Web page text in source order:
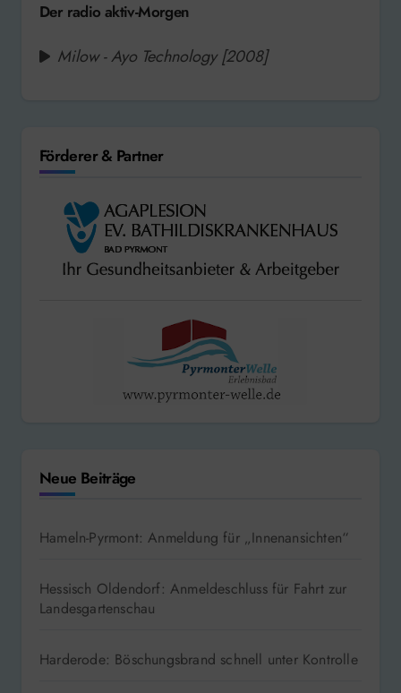
Der radio aktiv-Morgen
Milow - Ayo Technology [2008]
Förderer & Partner
Neue Beiträge
Hameln-Pyrmont: Anmeldung für „Innenansichten“
Hessisch Oldendorf: Anmeldeschluss für Fahrt zur
Landesgartenschau
Harderode: Böschungsbrand schnell unter Kontrolle